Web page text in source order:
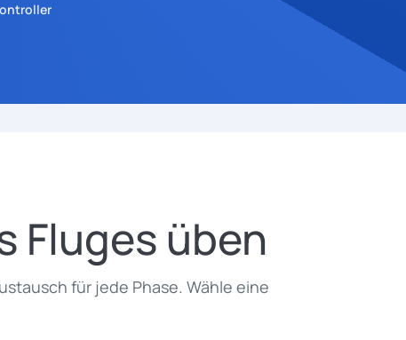
Fluges üben
für jede Phase. Wähle eine